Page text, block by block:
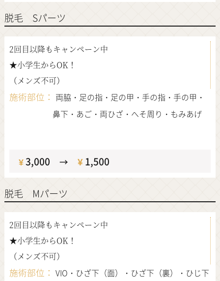
脱毛 Sパーツ
2回目以降もキャンペーン中
★小学生からOK！
（メンズ不可）
施術部位： 両脇・足の指・足の甲・手の指・手の甲・
鼻下・あご・両ひざ・へそ周り・もみあげ
¥3,000→ ¥1,500
脱毛 Mパーツ
2回目以降もキャンペーン中
★小学生からOK！
（メンズ不可）
施術部位： VIO・ひざ下（面）・ひざ下（裏）・ひじ下